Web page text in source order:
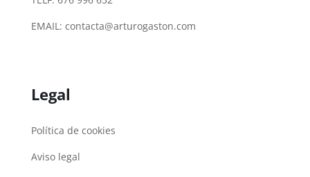
EMAIL: contacta@arturogaston.com
Legal
Política de cookies
Aviso legal